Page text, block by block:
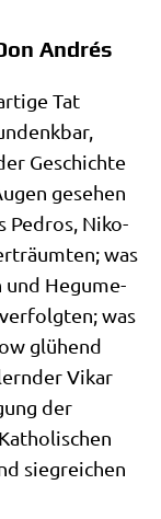
Andrés
Tat
Geschich­te
gese­hen
Pedros, Niko­
was
und Hegu­me­
was
glü­hend
Vikar
der
sieg­rei­chen